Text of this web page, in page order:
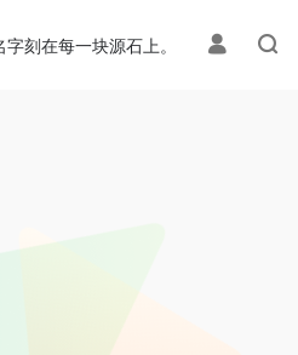
刻在每一块源石上。